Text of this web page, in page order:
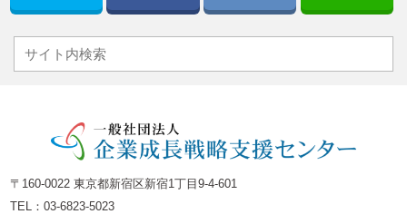
〒160-0022 東京都新宿区新宿1丁目9-4-601
TEL：03-6823-5023